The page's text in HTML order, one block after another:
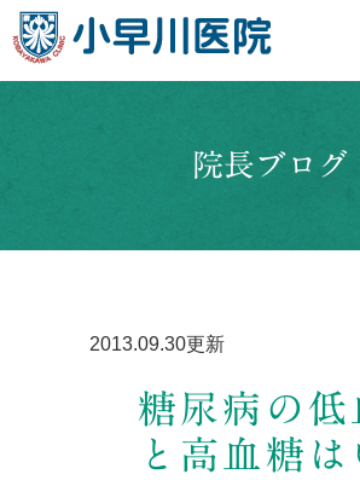
院長ブログ
2013.09.30更新
糖尿病の低
と高血糖は